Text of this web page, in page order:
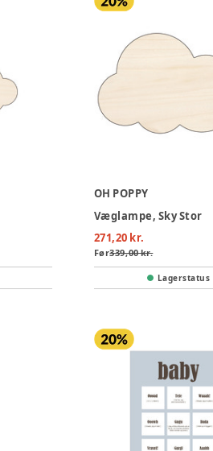
OH POPPY
Væglampe, Sky Stor
271,20 kr.
Før339,00 kr.
Lagerstatus